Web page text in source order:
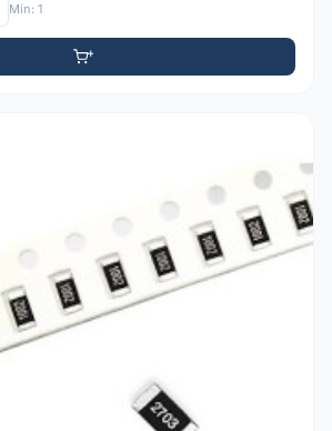
Mín: 1